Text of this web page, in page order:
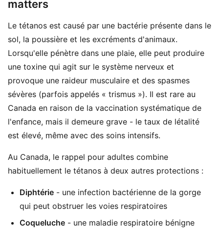
matters
Le tétanos est causé par une bactérie présente dans le
sol, la poussière et les excréments d'animaux.
Lorsqu'elle pénètre dans une plaie, elle peut produire
une toxine qui agit sur le système nerveux et
provoque une raideur musculaire et des spasmes
sévères (parfois appelés « trismus »). Il est rare au
Canada en raison de la vaccination systématique de
l'enfance, mais il demeure grave - le taux de létalité
est élevé, même avec des soins intensifs.
Au Canada, le rappel pour adultes combine
habituellement le tétanos à deux autres protections :
Diphtérie - une infection bactérienne de la gorge
qui peut obstruer les voies respiratoires
Coqueluche - une maladie respiratoire bénigne